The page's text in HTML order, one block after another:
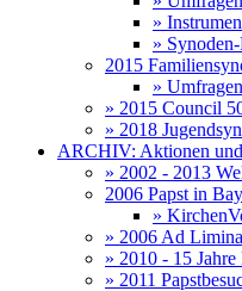
»
»
2015
»
» 2015 Council
» 2018
ARCHIV: Aktionen
» 2002 - 2013
2006 Papst in
»
» 2006 Ad
» 2010 - 15
» 2011